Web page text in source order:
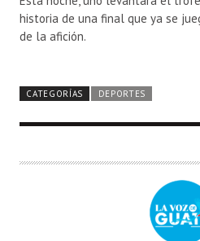
historia de una final que ya se
de la afición.
CATEGORÍAS DEPORTES